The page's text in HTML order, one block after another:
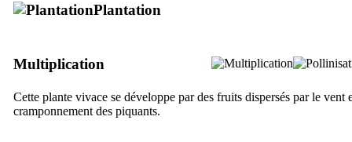
Plantation
Multiplication
Cette plante vivace se développe par des fruits dispersés par le vent
cramponnement des piquants.